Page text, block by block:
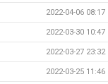
2022-04-06 08:17
2022-03-30 10:47
2022-03-27 23:32
2022-03-25 11:46